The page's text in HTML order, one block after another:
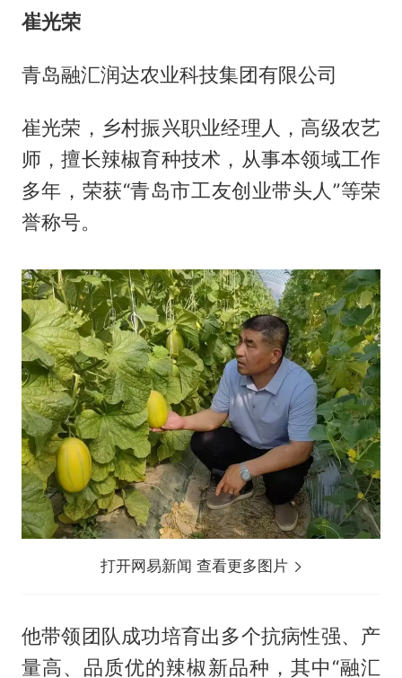
崔光荣
青岛融汇润达农业科技集团有限公司
崔光荣，乡村振兴职业经理人，高级农艺
师，擅长辣椒育种技术，从事本领域工作
多年，荣获“青岛市工友创业带头人”等荣
誉称号。
打开网易新闻 查看更多图片
他带领团队成功培育出多个抗病性强、产
量高、品质优的辣椒新品种，其中“融汇